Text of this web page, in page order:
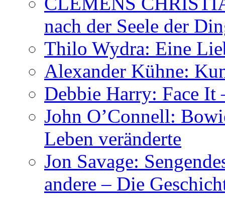
nach der Seele der
Thilo Wydra: Eine
Alexander Kühne:
Debbie Harry: Face
John O’Connell:
Leben veränderte
Jon Savage:
andere – Die